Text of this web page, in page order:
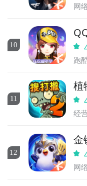
通过上面的游戏介绍
大致的了解了，不
了，通过在九游
【订阅】或者是【开
先的下载机会了咯！
网
10
跑
11
植
经
12
金
网